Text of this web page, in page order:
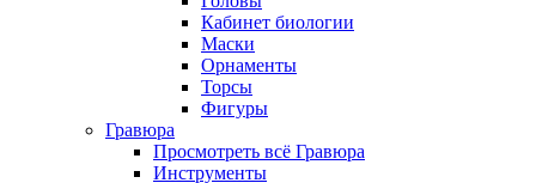
Кабинет биологии
Маски
Орнаменты
Торсы
Фигуры
Гравюра
Просмотреть всё Гравюра
Инструменты